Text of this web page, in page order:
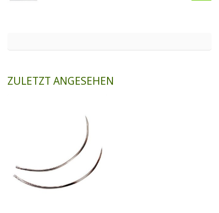
ZULETZT ANGESEHEN